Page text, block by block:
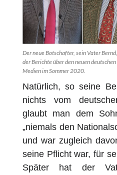
Der neue Botschafter, sein Vater
der Berichte über den neuen
Medien im Sommer 2020.
Natürlich, so seine
nichts vom
glaubt man dem
„niemals den
und war zugleich
seine Pflicht war, für
Später hat der